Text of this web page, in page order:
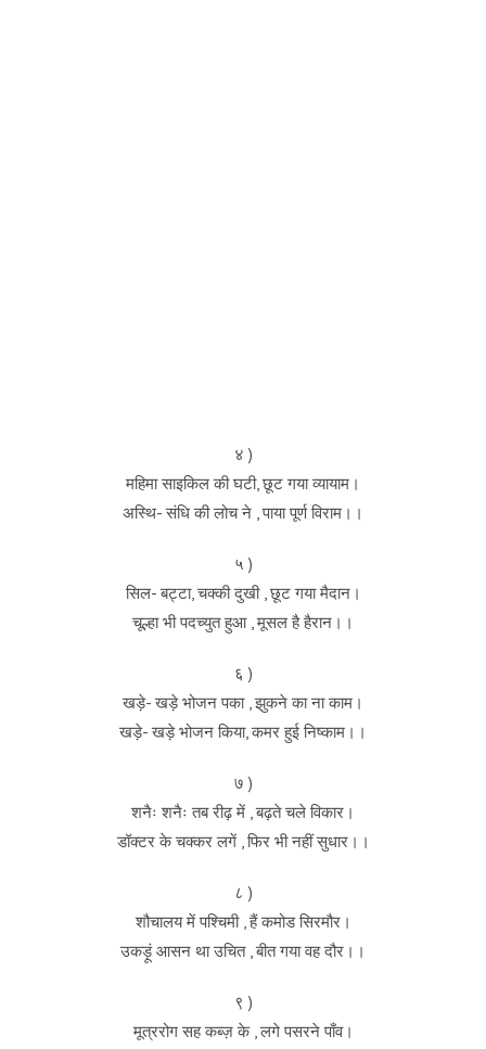
४ )
महिमा साइकिल की घटी, छूट गया व्यायाम।
अस्थि- संधि की लोच ने , पाया पूर्ण विराम।।
५ )
सिल- बट्टा, चक्की दुखी , छूट गया मैदान।
चूल्हा भी पदच्युत हुआ , मूसल है हैरान।।
६ )
खड़े- खड़े भोजन पका , झुकने का ना काम।
खड़े- खड़े भोजन किया, कमर हुई निष्काम।।
७ )
शनैः शनैः तब रीढ़ में , बढ़ते चले विकार।
डॉक्टर के चक्कर लगें , फिर भी नहीं सुधार।।
८ )
शौचालय में पश्चिमी , हैं कमोड सिरमौर।
उकड़ूं आसन था उचित , बीत गया वह दौर।।
९ )
मूत्ररोग सह कब्ज़ के , लगे पसरने पाँव।